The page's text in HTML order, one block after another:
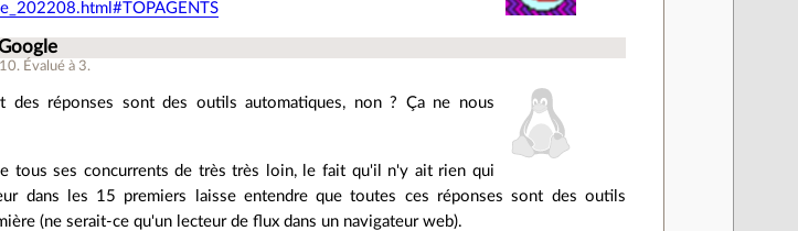
. Évalué à 3.
des réponses sont des outils automatiques, non ? Ça ne nous
tous ses concurrents de très très loin, le fait qu'il n'y ait rien qui
dans les 15 premiers laisse entendre que toutes ces réponses sont des outils
(ne serait-ce qu'un lecteur de flux dans un navigateur web).